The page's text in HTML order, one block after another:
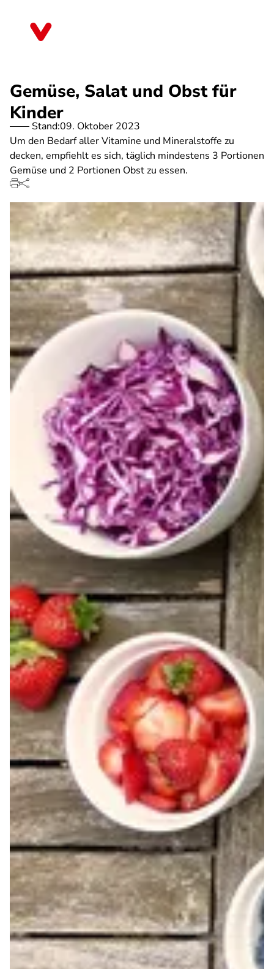
Gemüse, Salat und Obst für
Kinder
Stand:09. Oktober 2023
Um den Bedarf aller Vitamine und Mineralstoffe zu
decken, empfiehlt es sich, täglich mindestens 3 Portionen
Gemüse und 2 Portionen Obst zu essen.